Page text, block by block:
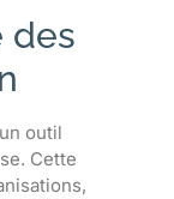
des
outil
Cette